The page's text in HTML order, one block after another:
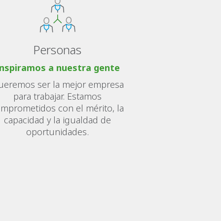
Personas
a nuestra gente
ser la mejor empresa
para trabajar. Estamos
con el mérito, la
capacidad y la igualdad de
oportunidades.